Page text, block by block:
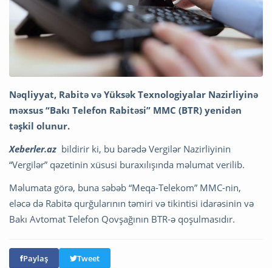
Nəqliyyat, Rabitə və Yüksək Texnologiyalar Nazirliyinə
məxsus “Bakı Telefon Rabitəsi” MMC (BTR) yenidən
təşkil olunur.
Xeberler.az bildirir ki, bu barədə Vergilər Nazirliyinin
“Vergilər” qəzetinin xüsusi buraxılışında məlumat verilib.
Məlumata görə, buna səbəb “Meqa-Telekom” MMC-nin,
eləcə də Rabitə qurğularının təmiri və tikintisi idarəsinin və
Bakı Avtomat Telefon Qovşağının BTR-ə qoşulmasıdır.
Paylaş Tweet